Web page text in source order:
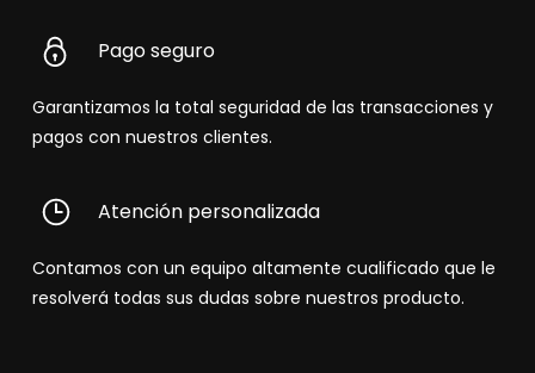
Pago seguro
Garantizamos la total seguridad de las transacciones y
pagos con nuestros clientes.
Atención personalizada
Contamos con un equipo altamente cualificado que le
resolverá todas sus dudas sobre nuestros producto.